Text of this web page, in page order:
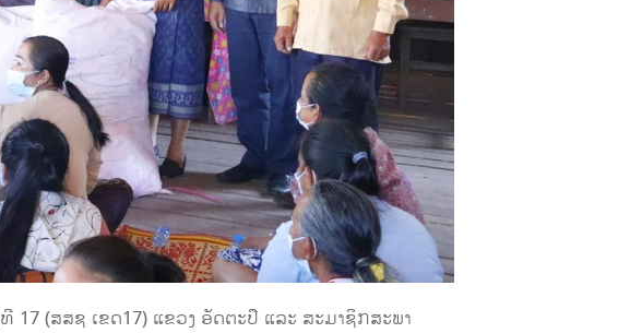
17 (ສສຊ ເຂດ17) ແຂວງ ອັດຕະປື ແລະ ສະມາຊິກສະພາ